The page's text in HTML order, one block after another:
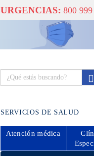
URGENCIAS: 800
SERVICIOS DE SALUD
Atenciónmédica